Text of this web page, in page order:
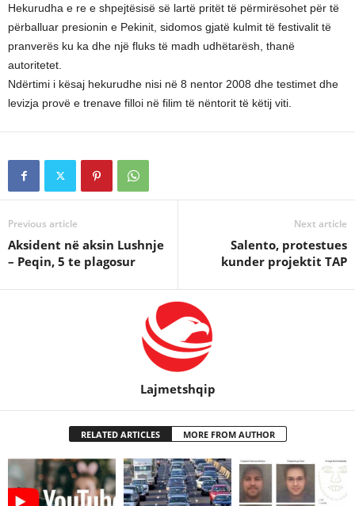
Hekurudha e re e shpejtësisë së lartë pritët të përmirësohet për të
përballuar presionin e Pekinit, sidomos gjatë kulmit të festivalit të
pranverës ku ka dhe një fluks të madh udhëtarësh, thanë
autoritetet.
Ndërtimi i kësaj hekurudhe nisi në 8 nentor 2008 dhe testimet dhe
levizja provë e trenave filloi në filim të nëntorit të këtij viti.
Previous article
Aksident në aksin Lushnje
– Peqin, 5 te plagosur
Next article
Salento, protestues
kunder projektit TAP
Lajmetshqip
RELATED ARTICLES MORE FROM AUTHOR